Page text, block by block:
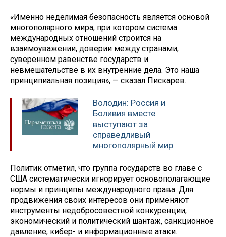
«Именно неделимая безопасность является основой
многополярного мира, при котором система
международных отношений строится на
взаимоуважении, доверии между странами,
суверенном равенстве государств и
невмешательстве в их внутренние дела. Это наша
принципиальная позиция», — сказал Пискарев.
Володин: Россия и
Боливия вместе
выступают за
справедливый
многополярный мир
Политик отметил, что группа государств во главе с
США систематически игнорирует основополагающие
нормы и принципы международного права. Для
продвижения своих интересов они применяют
инструменты недобросовестной конкуренции,
экономический и политический шантаж, санкционное
давление, кибер- и информационные атаки.